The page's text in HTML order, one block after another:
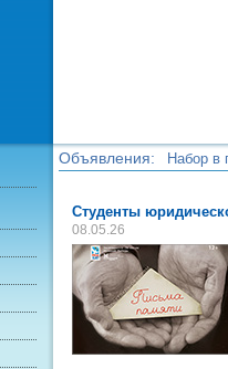
Объявления:
Набор в
Студенты
08.05.26